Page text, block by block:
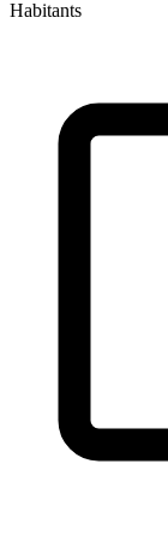
Habitants